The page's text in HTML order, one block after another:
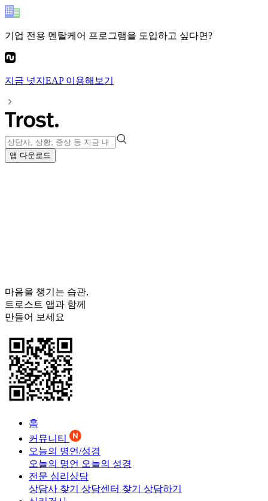
기업 전용 멘탈케어 프로그램을 도입하고 싶다면?
지금 넛지EAP이용해보기
앱 다운로드
마음을 챙기는 습관,
트로스트 앱과 함께
만들어 보세요
홈
커뮤니티
오늘의 명언/성경
오늘의 명언 오늘의 성경
전문 심리상담
상담사 찾기 상담센터 찾기 상담하기